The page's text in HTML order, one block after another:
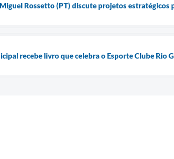
Rossetto (PT) discute projetos estratégicos
recebe livro que celebra o Esporte Clube Rio